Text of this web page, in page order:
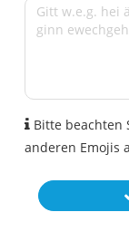
Bitte beachten
anderen Emojis